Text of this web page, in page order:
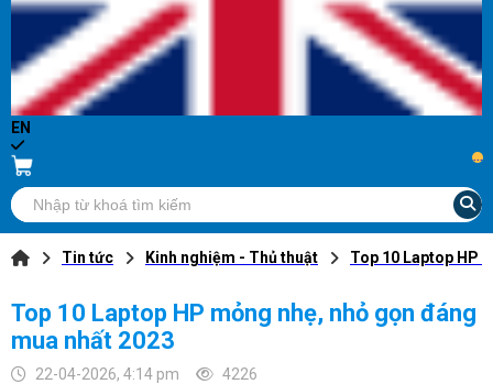
EN
...
Tin tức Kinh nghiệm - Thủ thuật Top 10 Laptop HP
Top 10 Laptop HP mỏng nhẹ, nhỏ gọn đáng
mua nhất 2023
22-04-2026, 4:14 pm 4226